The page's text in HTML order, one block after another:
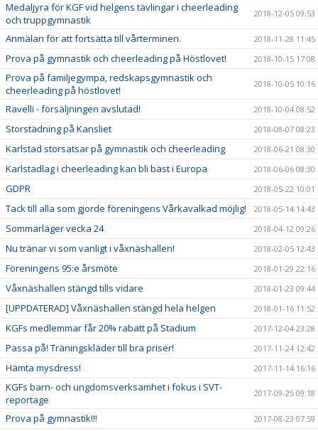
Medaljyra för KGF vid helgens tävlingar i cheerleading
och truppgymnastik
2018-12-05 09:53
Anmälan för att fortsätta till vårterminen. 2018-11-28 11:45
Prova på gymnastik och cheerleading på Höstlovet! 2018-10-15 17:08
Prova på familjegympa, redskapsgymnastik och
cheerleading på höstlovet!
2018-10-05 10:16
Ravelli - försäljningen avslutad! 2018-10-04 08:52
Storstädning på Kansliet 2018-08-07 08:23
Karlstad storsatsar på gymnastik och cheerleading 2018-06-21 08:30
Karlstadlag i cheerleading kan bli bäst i Europa 2018-06-06 08:30
GDPR 2018-05-22 10:01
Tack till alla som gjorde föreningens Vårkavalkad möjlig! 2018-05-14 14:43
Sommarläger vecka 24 2018-04-12 09:26
Nu tränar vi som vanligt i våxnäshallen! 2018-02-05 12:43
Föreningens 95:e årsmöte 2018-01-29 22:16
Våxnäshallen stängd tills vidare 2018-01-23 09:44
[UPPDATERAD] Våxnäshallen stängd hela helgen 2018-01-16 11:52
KGFs medlemmar får 20% rabatt på Stadium 2017-12-04 23:28
Passa på! Träningskläder till bra priser! 2017-11-24 12:42
Hämta mysdress! 2017-11-14 16:16
KGFs barn- och ungdomsverksamhet i fokus i SVT-
reportage
2017-09-25 09:18
Prova på gymnastik!!! 2017-08-23 07:59